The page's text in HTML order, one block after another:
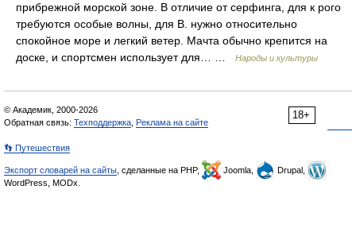
прибрежной морской зоне. В отличие от серфинга, для к рого
требуются особые волны, для В. нужно относительно
спокойное море и легкий ветер. Мачта обычно крепится на
доске, и спортсмен использует для… …
Народы и культуры
18+
© Академик, 2000-2026
Обратная связь: Техподдержка Реклама на сайте
👣 Путешествия
Экспорт словарей на сайты , сделанные на PHP, Joomla,
Drupal,
WordPress, MODx.